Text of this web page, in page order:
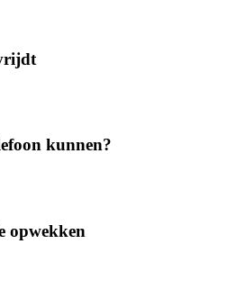
kunnen?
opwekken